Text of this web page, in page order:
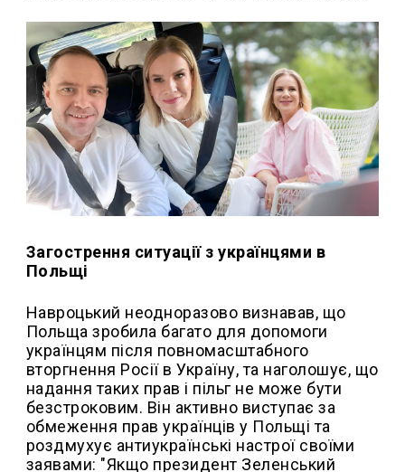
Загострення ситуації з українцями в
Польщі
Навроцький неодноразово визнавав, що
Польща зробила багато для допомоги
українцям після повномасштабного
вторгнення Росії в Україну, та наголошує, що
надання таких прав і пільг не може бути
безстроковим. Він активно виступає за
обмеження прав українців у Польщі та
роздмухує антиукраїнські настрої своїми
заявами: "Якщо президент Зеленський